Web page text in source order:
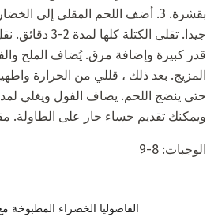
بقشرة. 3. أضف اللحم المقلي إلى
جيدا. تقلى الكتلة
قدر كبيرة وإضافة مرق. يُضاف الملح
المزيج. بعد ذلك ، قللي من الحرارة
ويمكنك تقديم حساء حار على الطاولة.
الوجبات: 8-9
الفاصوليا الخضراء المطبوخة